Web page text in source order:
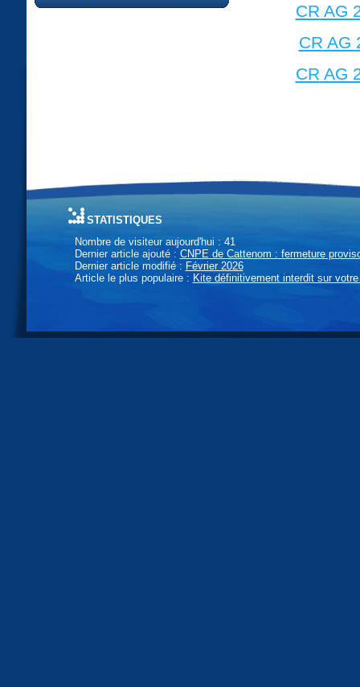
CR AG
CR AG
CR AG
statistiques
Nombre de visiteur aujourd'hui : 41
Dernier article ajouté : CNPE de Cattenom : fermeture
Dernier article modifié : Février 2026
Article le plus populaire : Kite définitivement interdit sur